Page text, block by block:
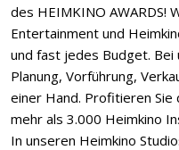
des HEIMKINO AWARDS!
Entertainment und
und fast jedes Budget. Bei
Planung, Vorführung,
einer Hand. Profitieren Sie
mehr als 3.000 Heimkino
In unseren Heimkino